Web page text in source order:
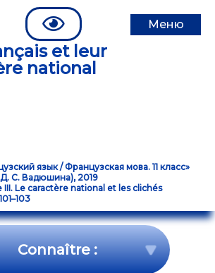
et leur
national
Меню
язык / Французская мова. 11 класс»
Д. С. Вадюшина), 2019
III. Le caractère national et les clichés
Connaître :